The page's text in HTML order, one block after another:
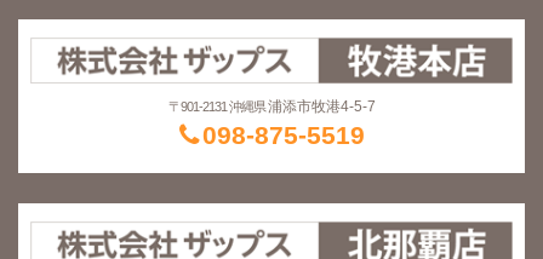
〒901-2131 沖縄県 浦添市牧港4-5-7
098-875-5519